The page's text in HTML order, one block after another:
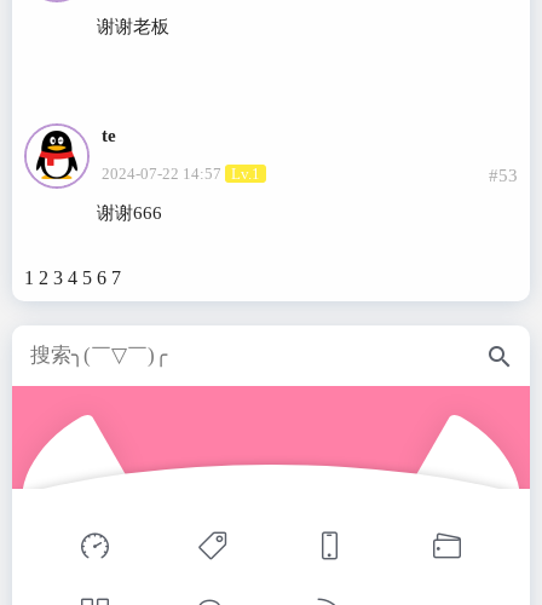
谢谢老板
te
2024-07-22 14:57 Lv.1
#53
谢谢666
1 2 3 4 5 6 7
search